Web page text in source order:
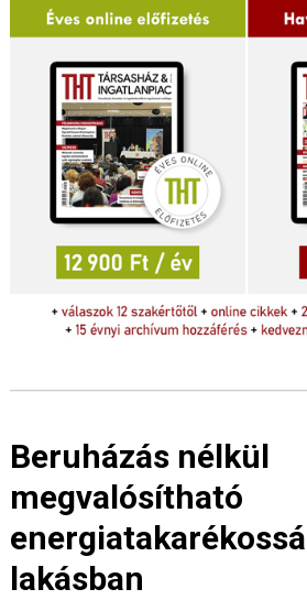
Beruházás nélkül
megvalósítható
lakásban